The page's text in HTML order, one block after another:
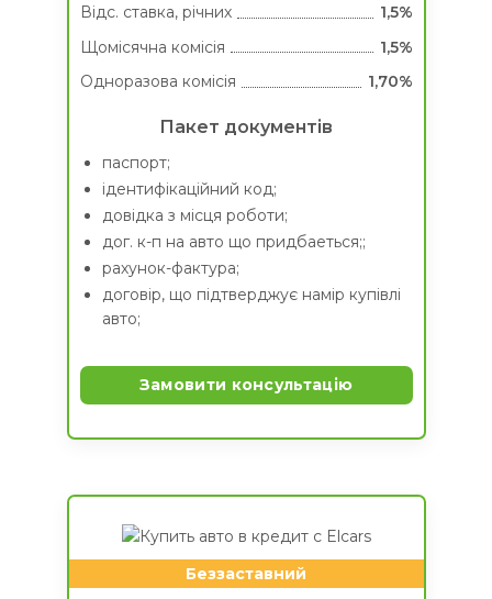
Вiдс. ставка, річних
1,5%
Щомісячна комісія
1,5%
Одноразова комісія
1,70%
Пакет документів
паспорт;
ідентифікаційний код;
довідка з місця роботи;
дог. к-п на авто що придбаеться;;
рахунок-фактура;
договір, що підтверджує намір купівлі
авто;
Замовити консультацію
Беззаставний